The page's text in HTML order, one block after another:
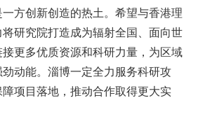
方创新创造的热土。希望与香港理
研究院打造成为辐射全国、面向世
更多优质资源和科研力量，为区域
动能。淄博一定全力服务科研攻
项目落地，推动合作取得更大实